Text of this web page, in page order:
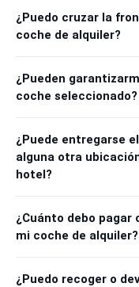
¿Puedo cruzar la
coche de alquiler?
¿Pueden
coche seleccionado?
¿Puede entregarse
alguna otra
hotel?
¿Cuánto debo
mi coche de alquiler?
¿Puedo recoger o